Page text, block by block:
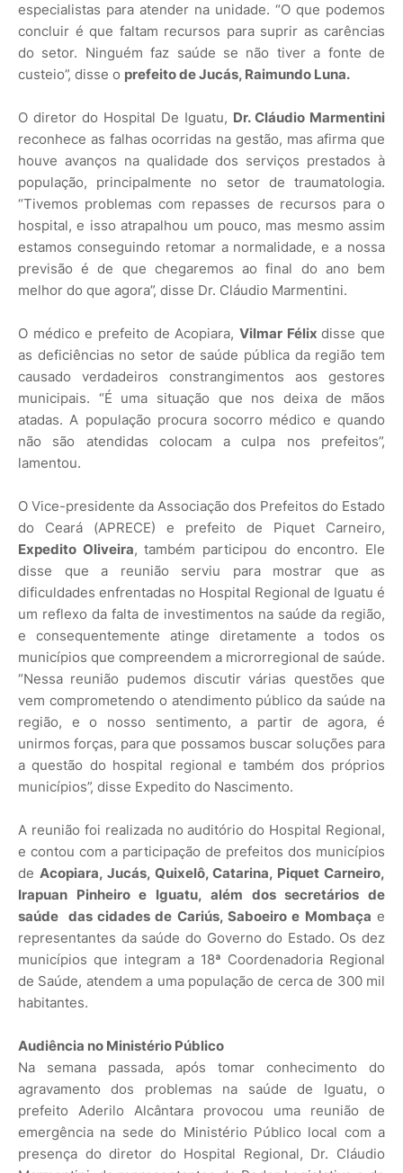
especialistas para atender na unidade. “O que podemos
concluir é que faltam recursos para suprir as carências
do setor. Ninguém faz saúde se não tiver a fonte de
custeio”, disse o prefeito de Jucás, Raimundo Luna.
O diretor do Hospital De Iguatu, Dr. Cláudio Marmentini
reconhece as falhas ocorridas na gestão, mas afirma que
houve avanços na qualidade dos serviços prestados à
população, principalmente no setor de traumatologia.
“Tivemos problemas com repasses de recursos para o
hospital, e isso atrapalhou um pouco, mas mesmo assim
estamos conseguindo retomar a normalidade, e a nossa
previsão é de que chegaremos ao final do ano bem
melhor do que agora”, disse Dr. Cláudio Marmentini.
O médico e prefeito de Acopiara, Vilmar Félixdisse que
as deficiências no setor de saúde pública da região tem
causado verdadeiros constrangimentos aos gestores
municipais. “É uma situação que nos deixa de mãos
atadas. A população procura socorro médico e quando
não são atendidas colocam a culpa nos prefeitos”,
lamentou.
O Vice-presidente da Associação dos Prefeitos do Estado
do Ceará (APRECE) e prefeito de Piquet Carneiro,
Expedito Oliveira, também participou do encontro. Ele
disse que a reunião serviu para mostrar que as
dificuldades enfrentadas no Hospital Regional de Iguatu é
um reflexo da falta de investimentos na saúde da região,
e consequentemente atinge diretamente a todos os
municípios que compreendem a microrregional de saúde.
“Nessa reunião pudemos discutir várias questões que
vem comprometendo o atendimento público da saúde na
região, e o nosso sentimento, a partir de agora, é
unirmos forças, para que possamos buscar soluções para
a questão do hospital regional e também dos próprios
municípios”, disse Expedito do Nascimento.
A reunião foi realizada no auditório do Hospital Regional,
e contou com a participação de prefeitos dos municípios
de Acopiara, Jucás, Quixelô, Catarina, Piquet Carneiro,
Irapuan Pinheiro e Iguatu, além dos secretários de
saúde das cidades de Cariús, Saboeiro e Mombaça e
representantes da saúde do Governo do Estado. Os dez
municípios que integram a 18ª Coordenadoria Regional
de Saúde, atendem a uma população de cerca de 300 mil
habitantes.
Audiência no Ministério Público
Na semana passada, após tomar conhecimento do
agravamento dos problemas na saúde de Iguatu, o
prefeito Aderilo Alcântara provocou uma reunião de
emergência na sede do Ministério Público local com a
presença do diretor do Hospital Regional, Dr. Cláudio